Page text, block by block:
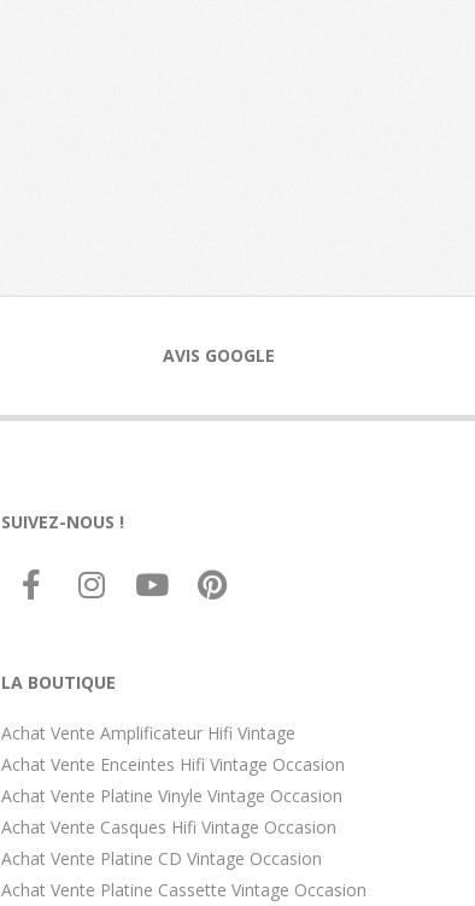
AVIS GOOGLE
SUIVEZ-NOUS !
LA BOUTIQUE
Achat Vente Amplificateur Hifi Vintage
Achat Vente Enceintes Hifi Vintage Occasion
Achat Vente Platine Vinyle Vintage Occasion
Achat Vente Casques Hifi Vintage Occasion
Achat Vente Platine CD Vintage Occasion
Achat Vente Platine Cassette Vintage Occasion